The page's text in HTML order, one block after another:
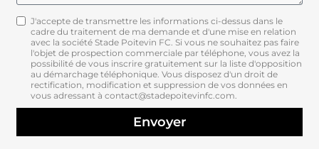
J'accepte de transmettre les informations ci-dessus dans le
cadre du traitement de ma demande et d'une mise en relation
avec la société Stade Poitevin FC. Si vous ne souhaitez pas faire
l'objet de prospection commerciale par téléphone, vous avez la
possibilité de vous inscrire gratuitement sur la liste d'opposition
au démarchage téléphonique. Vous disposez d'un droit de
rectification, modification et suppression de vos données en
vous adressant à contact@stadepoitevinfc.com.
Envoyer